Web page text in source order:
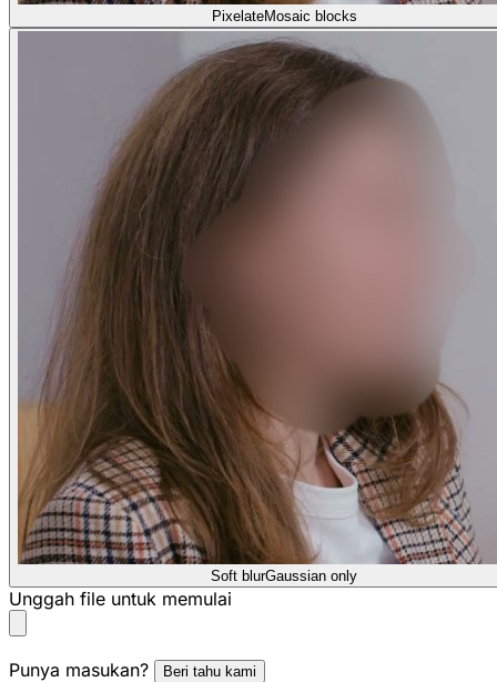
PixelateMosaic blocks
Soft blurGaussian only
Unggah file untuk memulai
Punya masukan? Beri tahu kami